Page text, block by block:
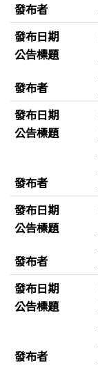
發布者
發布日期
公告標題
發布者
發布日期
公告標題
發布者
發布日期
公告標題
發布者
發布日期
公告標題
發布者